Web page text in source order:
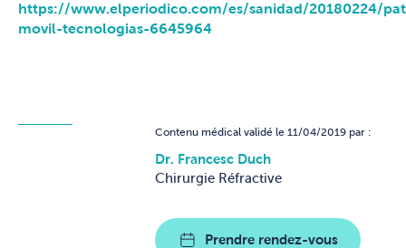
https://www.elperiodico.com/es/sanidad/20180224/
movil-tecnologias-6645964
Contenu médical validé le 11/04/2019 par :
Dr. Francesc Duch
Chirurgie Réfractive
Prendre rendez-vous